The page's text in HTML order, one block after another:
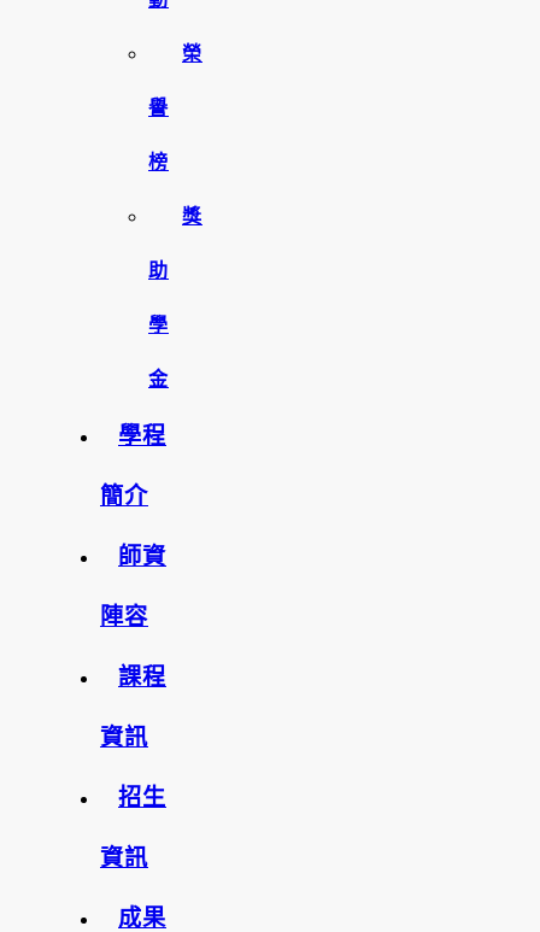
榮
譽
榜
獎
助
學
金
學程
簡介
師資
陣容
課程
資訊
招生
資訊
成果